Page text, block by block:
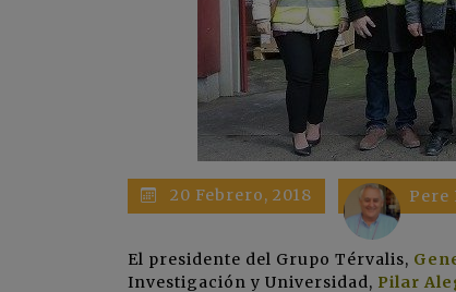
20 Febrero, 2018 Pere
El presidente del Grupo Térvalis,
Investigación y Universidad, Pilar